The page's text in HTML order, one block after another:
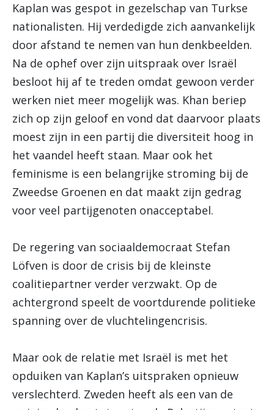
Kaplan was gespot in gezelschap van Turkse
nationalisten. Hij verdedigde zich aanvankelijk
door afstand te nemen van hun denkbeelden.
Na de ophef over zijn uitspraak over Israël
besloot hij af te treden omdat gewoon verder
werken niet meer mogelijk was. Khan beriep
zich op zijn geloof en vond dat daarvoor plaats
moest zijn in een partij die diversiteit hoog in
het vaandel heeft staan. Maar ook het
feminisme is een belangrijke stroming bij de
Zweedse Groenen en dat maakt zijn gedrag
voor veel partijgenoten onacceptabel.
De regering van sociaaldemocraat Stefan
Löfven is door de crisis bij de kleinste
coalitiepartner verder verzwakt. Op de
achtergrond speelt de voortdurende politieke
spanning over de vluchtelingencrisis.
Maar ook de relatie met Israël is met het
opduiken van Kaplan’s uitspraken opnieuw
verslechterd. Zweden heeft als een van de